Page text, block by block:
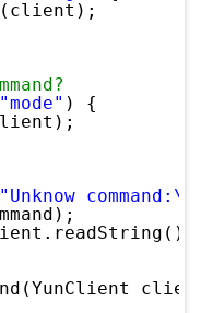
"mode" ) {
"Unknow